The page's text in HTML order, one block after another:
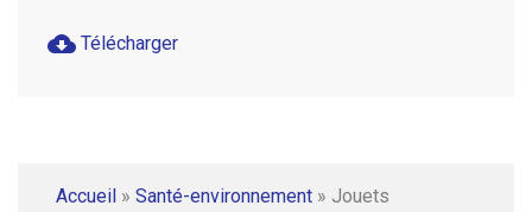
cloud_download Télécharger
Accueil » Santé-environnement » Jouets